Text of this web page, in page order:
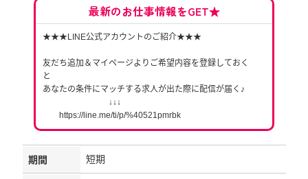
最新のお仕事情報をGET★
★★★LINE公式アカウントのご紹介★★★
友だち追加＆マイページよりご希望内容を登録しておく
と
あなたの条件にマッチする求人が出た際に配信が届く♪
↓↓↓
https://line.me/ti/p/%40521pmrbk
期間 短期